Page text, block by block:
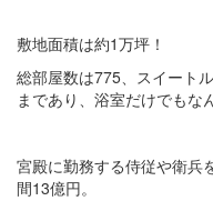
敷地面積は約1万坪！
総部屋数は775、スイート
まであり、浴室だけでもな
宮殿に勤務する侍従や衛兵
間13億円。